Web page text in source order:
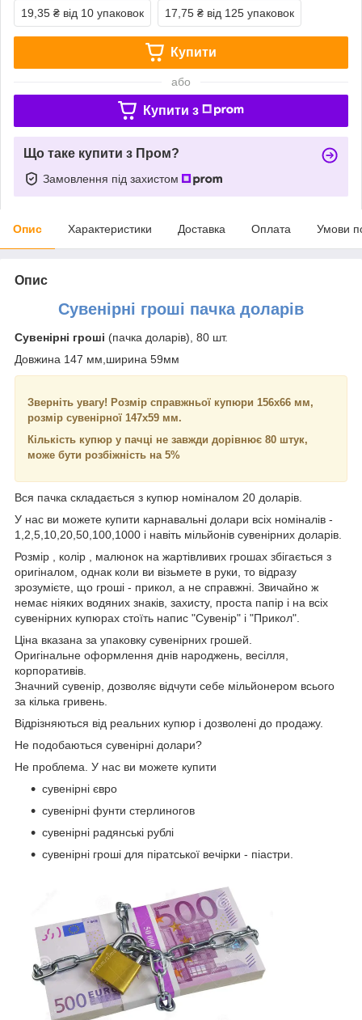
19,35 ₴ від 10 упаковок 17,75 ₴ від 125 упаковок
Купити
або
Купити з
Що таке купити з Пром?
Замовлення під захистом
Опис Характеристики Доставка Оплата Умови
Опис
Сувенірні гроші пачка доларів
Сувенірні гроші (пачка доларів), 80 шт.
Довжина 147 мм,ширина 59мм
Зверніть увагу! Розмір справжньої купюри 156х66 мм,
розмір сувенірної 147х59 мм.
Кількість купюр у пачці не завжди дорівнює 80 штук,
може бути розбіжність на 5%
Вся пачка складається з купюр номіналом 20 доларів.
У нас ви можете купити карнавальні долари всіх номіналів -
1,2,5,10,20,50,100,1000 і навіть мільйонів сувенірних доларів.
Розмір , колір , малюнок на жартівливих грошах збігається з
оригіналом, однак коли ви візьмете в руки, то відразу
зрозумієте, що гроші - прикол, а не справжні. Звичайно ж
немає ніяких водяних знаків, захисту, проста папір і на всіх
сувенірних купюрах стоїть напис "Сувенір" і "Прикол".
Ціна вказана за упаковку сувенірних грошей.
Оригінальне оформлення днів народжень, весілля,
корпоративів.
Значний сувенір, дозволяє відчути себе мільйонером всього
за кілька гривень.
Відрізняються від реальних купюр і дозволені до продажу.
Не подобаються сувенірні долари?
Не проблема. У нас ви можете купити
сувенірні євро
сувенірні фунти стерлиногов
сувенірні радянські рублі
сувенірні гроші для піратської вечірки - піастри.